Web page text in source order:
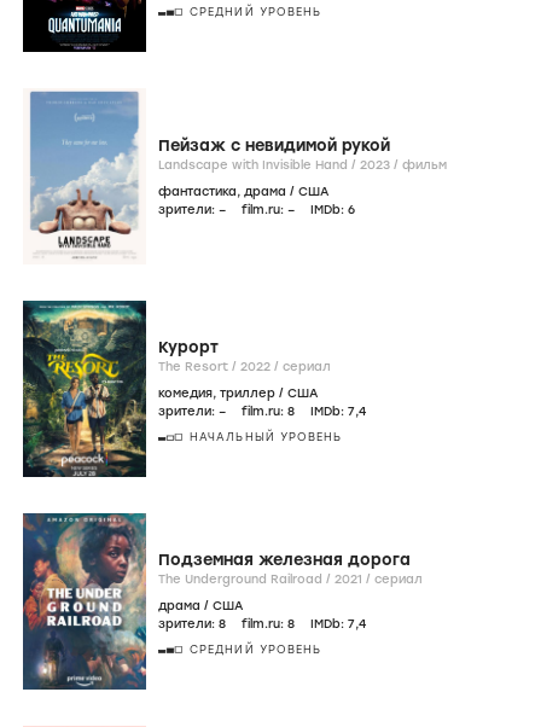
СРЕДНИЙ УРОВЕНЬ
Пейзаж с невидимой рукой
Landscape with Invisible Hand / 2023 / фильм
фантастика, драма / США
зрители: – film.ru: – IMDb: 6
Курорт
The Resort / 2022 / сериал
комедия, триллер / США
зрители: – film.ru: 8 IMDb: 7,4
НАЧАЛЬНЫЙ УРОВЕНЬ
Подземная железная дорога
The Underground Railroad / 2021 / сериал
драма / США
зрители: 8 film.ru: 8 IMDb: 7,4
СРЕДНИЙ УРОВЕНЬ